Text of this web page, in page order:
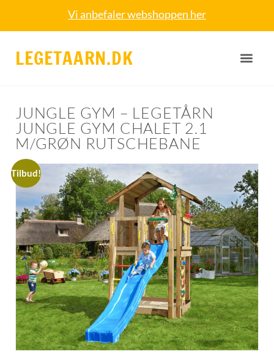
Vi anbefaler webshoppen her
LEGETAARN.DK
JUNGLE GYM – LEGETÅRN
JUNGLE GYM CHALET 2.1
M/GRØN RUTSCHEBANE
Tilbud!